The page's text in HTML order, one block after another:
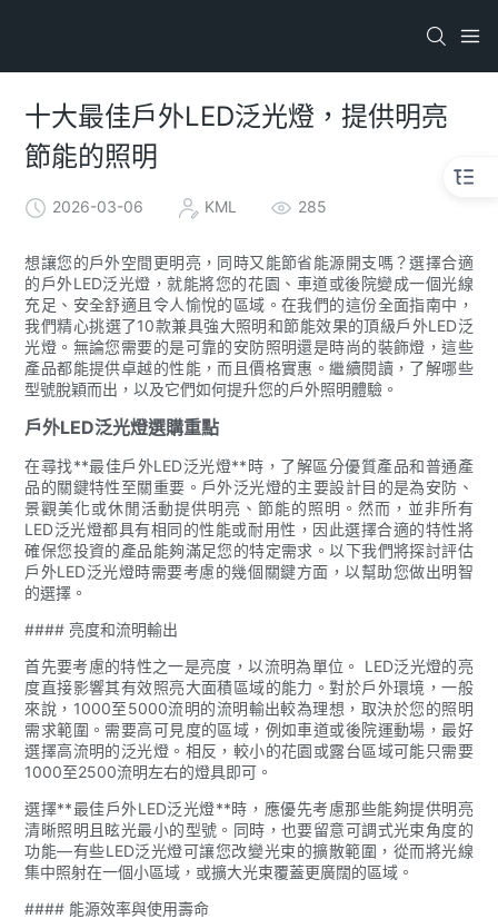
十大最佳戶外LED泛光燈，提供明亮
節能的照明
2026-03-06 KML 285
想讓您的戶外空間更明亮，同時又能節省能源開支嗎？選擇合適
的戶外LED泛光燈，就能將您的花園、車道或後院變成一個光線
充足、安全舒適且令人愉悅的區域。在我們的這份全面指南中，
我們精心挑選了10款兼具強大照明和節能效果的頂級戶外LED泛
光燈。無論您需要的是可靠的安防照明還是時尚的裝飾燈，這些
產品都能提供卓越的性能，而且價格實惠。繼續閱讀，了解哪些
型號脫穎而出，以及它們如何提升您的戶外照明體驗。
戶外LED泛光燈選購重點
在尋找**最佳戶外LED泛光燈**時，了解區分優質產品和普通產
品的關鍵特性至關重要。戶外泛光燈的主要設計目的是為安防、
景觀美化或休閒活動提供明亮、節能的照明。然而，並非所有
LED泛光燈都具有相同的性能或耐用性，因此選擇合適的特性將
確保您投資的產品能夠滿足您的特定需求。以下我們將探討評估
戶外LED泛光燈時需要考慮的幾個關鍵方面，以幫助您做出明智
的選擇。
#### 亮度和流明輸出
首先要考慮的特性之一是亮度，以流明為單位。 LED泛光燈的亮
度直接影響其有效照亮大面積區域的能力。對於戶外環境，一般
來說，1000至5000流明的流明輸出較為理想，取決於您的照明
需求範圍。需要高可見度的區域，例如車道或後院運動場，最好
選擇高流明的泛光燈。相反，較小的花園或露台區域可能只需要
1000至2500流明左右的燈具即可。
選擇**最佳戶外LED泛光燈**時，應優先考慮那些能夠提供明亮
清晰照明且眩光最小的型號。同時，也要留意可調式光束角度的
功能—有些LED泛光燈可讓您改變光束的擴散範圍，從而將光線
集中照射在一個小區域，或擴大光束覆蓋更廣闊的區域。
#### 能源效率與使用壽命